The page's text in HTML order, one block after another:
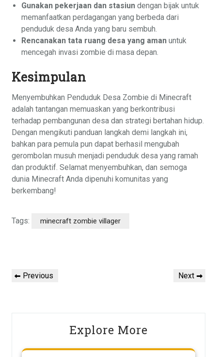
Gunakan pekerjaan dan stasiun dengan bijak untuk
memanfaatkan perdagangan yang berbeda dari
penduduk desa Anda yang baru sembuh.
Rencanakan tata ruang desa yang aman untuk
mencegah invasi zombie di masa depan.
Kesimpulan
Menyembuhkan Penduduk Desa Zombie di Minecraft
adalah tantangan memuaskan yang berkontribusi
terhadap pembangunan desa dan strategi bertahan hidup.
Dengan mengikuti panduan langkah demi langkah ini,
bahkan para pemula pun dapat berhasil mengubah
gerombolan musuh menjadi penduduk desa yang ramah
dan produktif. Selamat menyembuhkan, dan semoga
dunia Minecraft Anda dipenuhi komunitas yang
berkembang!
Tags: minecraft zombie villager
Post
navigation
Previous
Previous
Next
Next
Explore More